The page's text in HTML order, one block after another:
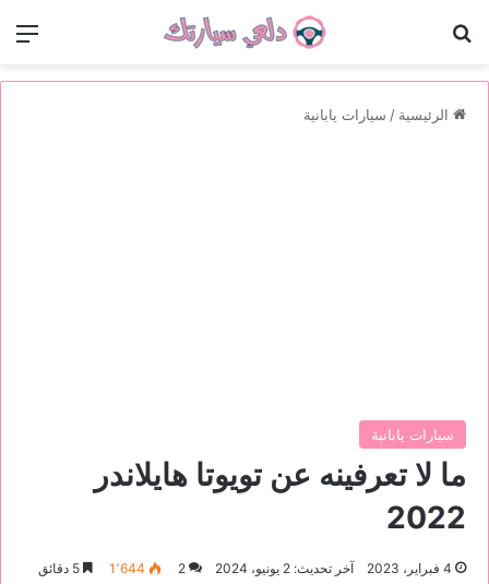
الرئيسية / سيارات يابانية
سيارات يابانية
ما لا تعرفينه عن تويوتا هايلاندر
2022
4 فبراير، 2023 آخر تحديث: 2 يونيو، 2024 2 1٬644